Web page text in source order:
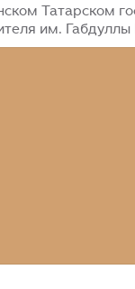
Татарском
им.
где